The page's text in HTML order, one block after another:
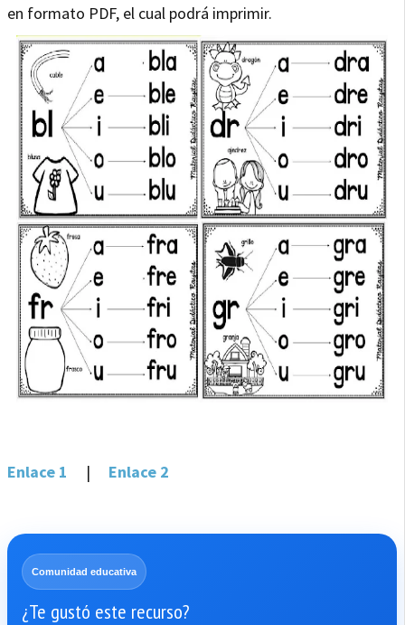
en formato PDF, el cual podrá imprimir.
Enlace 1 | Enlace 2
Comunidad educativa
¿Te gustó este recurso?